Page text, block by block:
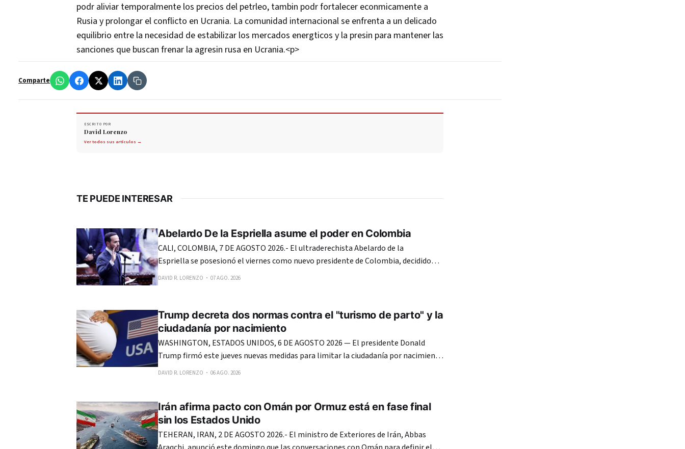
podr aliviar temporalmente los precios del petrleo, tambin podr fortalecer econmicamente a
Rusia y prolongar el conflicto en Ucrania. La comunidad internacional se enfrenta a un delicado
equilibrio entre la necesidad de estabilizar los mercados energticos y la presin para mantener las
sanciones que buscan frenar la agresin rusa en Ucrania.<p>
Comparte
ESCRITO POR
David Lorenzo
Ver todos sus artículos →
TE PUEDE INTERESAR
Abelardo De la Espriella asume el poder en Colombia
CALI, COLOMBIA, 7 DE AGOSTO 2026.- El ultraderechista Abelardo de la
Espriella se posesionó el viernes como nuevo presidente de Colombia, decidido
a sepultar las negociaciones de paz y combatir con mano de hierro a guerrilleros y
DAVID R. LORENZO 07 AGO. 2026
Trump decreta dos normas contra el "turismo de parto" y la
ciudadanía por nacimiento
WASHINGTON, ESTADOS UNIDOS, 6 DE AGOSTO 2026 — El presidente Donald
Trump firmó este jueves nuevas medidas para limitar la ciudadanía por nacimiento
en Estados Unidos, dejando claro que mantiene su ofensiva migratoria pese al
DAVID R. LORENZO 06 AGO. 2026
Irán afirma pacto con Omán por Ormuz está en fase final
sin los Estados Unido
TEHERAN, IRAN, 2 DE AGOSTO 2026.- El ministro de Exteriores de Irán, Abbas